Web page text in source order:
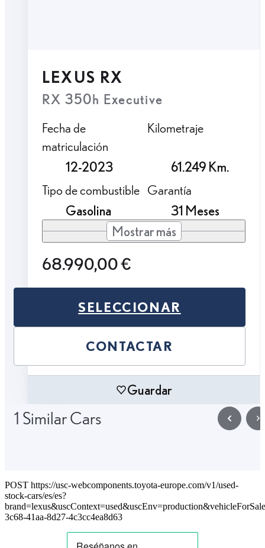
LEXUS RX
RX 350h Executive
Fecha de
matriculación
12-2023
Kilometraje
61.249 Km.
Tipo de combustible
Gasolina
Garantía
31 Meses
Mostrar más
68.990,00 €
SELECCIONAR
CONTACTAR
Guardar
1 Similar Cars
POST https://usc-webcomponents.toyota-europe.com/v1/used-
stock-cars/es/es?
3c68-41aa-8d27-4c3cc4ea8d63